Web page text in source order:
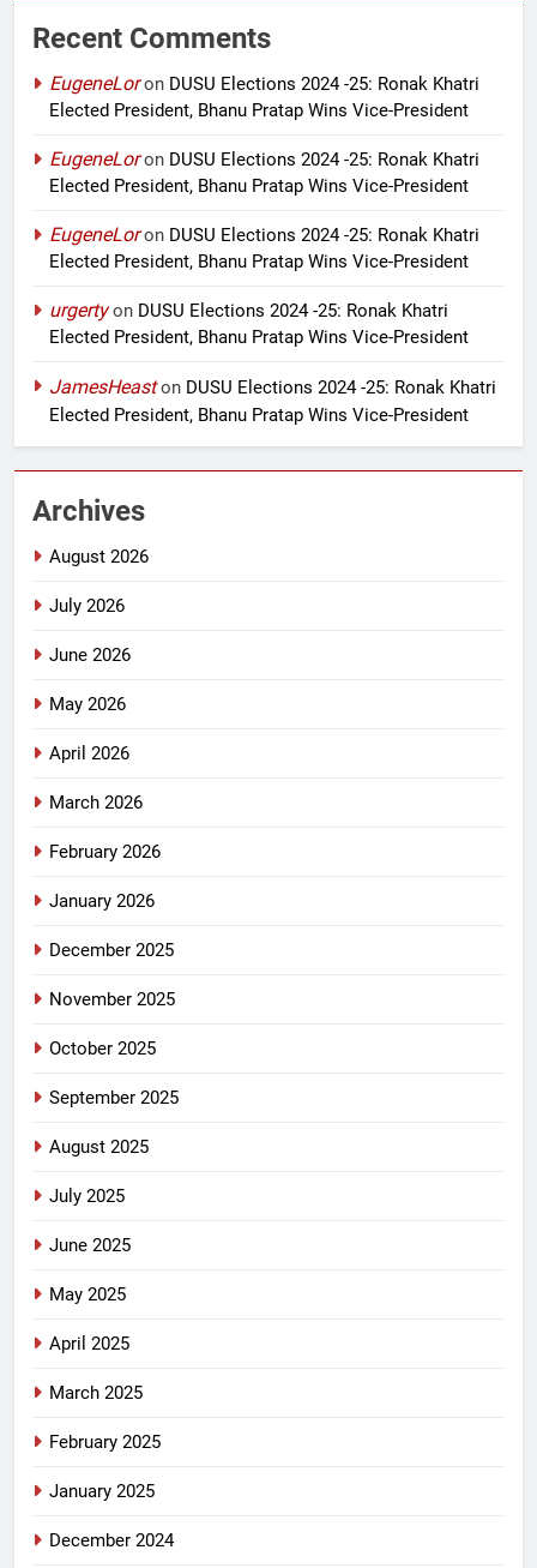
Recent Comments
EugeneLoron DUSU Elections 2024 -25: Ronak Khatri
Elected President, Bhanu Pratap Wins Vice-President
EugeneLoron DUSU Elections 2024 -25: Ronak Khatri
Elected President, Bhanu Pratap Wins Vice-President
EugeneLoron DUSU Elections 2024 -25: Ronak Khatri
Elected President, Bhanu Pratap Wins Vice-President
urgertyon DUSU Elections 2024 -25: Ronak Khatri
Elected President, Bhanu Pratap Wins Vice-President
JamesHeaston DUSU Elections 2024 -25: Ronak Khatri
Elected President, Bhanu Pratap Wins Vice-President
Archives
August 2026
July 2026
June 2026
May 2026
April 2026
March 2026
February 2026
January 2026
December 2025
November 2025
October 2025
September 2025
August 2025
July 2025
June 2025
May 2025
April 2025
March 2025
February 2025
January 2025
December 2024